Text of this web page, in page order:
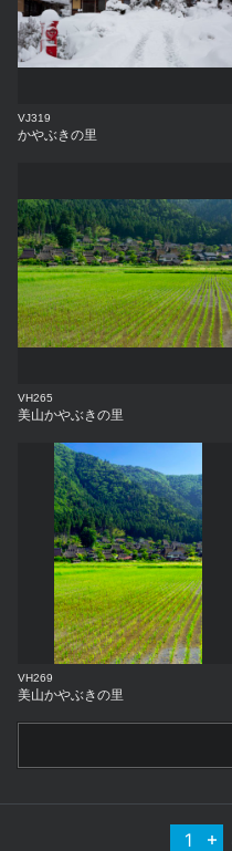
VJ319
かやぶきの里
VH265
美山かやぶきの里
VH269
美山かやぶきの里